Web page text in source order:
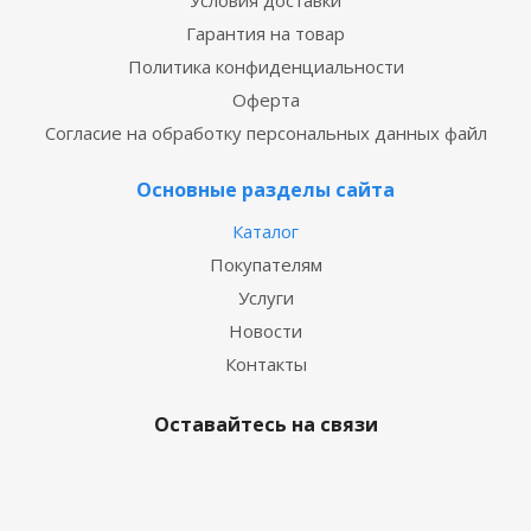
Гарантия на товар
Политика конфиденциальности
Оферта
Согласие на обработку персональных данных файл
Основные разделы сайта
Каталог
Покупателям
Услуги
Новости
Контакты
Оставайтесь на связи